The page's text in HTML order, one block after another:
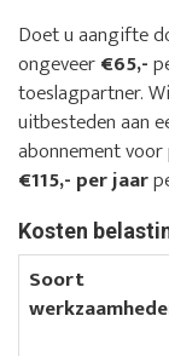
Doet u aangifte
ongeveer€65,-
toeslagpartner.
uitbesteden aan
abonnement
€115,- per jaar
Kosten
Soort